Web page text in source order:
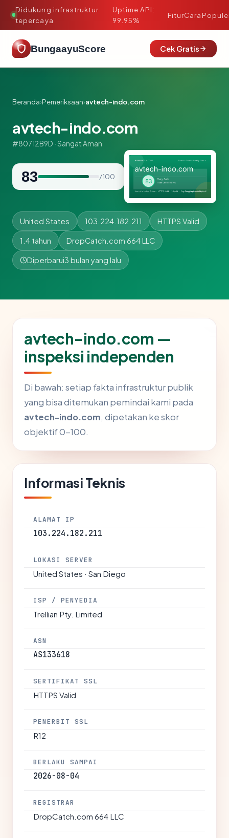
Didukung infrastruktur
tepercaya
·
Uptime API:
99.95%
FiturCara
BungaayuScore Cek Gratis
Beranda›Pemeriksaan›avtech-indo.com
avtech-indo.com
#80712B9D · Sangat Aman
83 / 100
United States 103.224.182.211 HTTPS Valid
1.4 tahun DropCatch.com 664 LLC
Diperbarui3 bulan yang lalu
avtech-indo.com —
inspeksi independen
Di bawah: setiap fakta infrastruktur publik
yang bisa ditemukan pemindai kami pada
avtech-indo.com, dipetakan ke skor
objektif 0-100.
Informasi Teknis
ALAMAT IP
103.224.182.211
LOKASI SERVER
United States · San Diego
ISP / PENYEDIA
Trellian Pty. Limited
ASN
AS133618
SERTIFIKAT SSL
HTTPS Valid
PENERBIT SSL
R12
BERLAKU SAMPAI
2026-08-04
REGISTRAR
DropCatch.com 664 LLC